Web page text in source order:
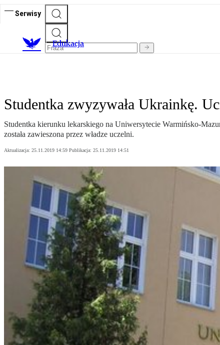
Serwisy
Edukacja
Studentka zwyzywała Ukrainkę.
Studentka kierunku lekarskiego na Uniwersytecie Warmińsko-
została zawieszona przez władze uczelni.
Aktualizacja: 25.11.2019 14:59 Publikacja: 25.11.2019 14:51